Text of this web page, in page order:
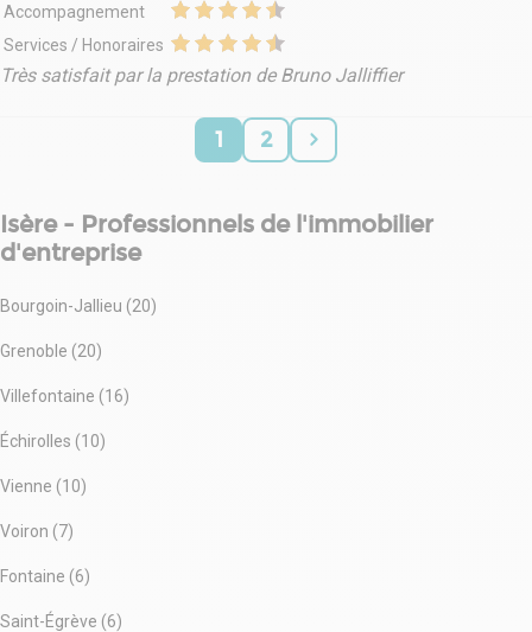
Accompagnement
Services / Honoraires
Très satisfait par la prestation de Bruno Jalliffier
1 2
Isère - Professionnels de l'immobilier
d'entreprise
Bourgoin-Jallieu (20)
Grenoble (20)
Villefontaine (16)
Échirolles (10)
Vienne (10)
Voiron (7)
Fontaine (6)
Saint-Égrève (6)